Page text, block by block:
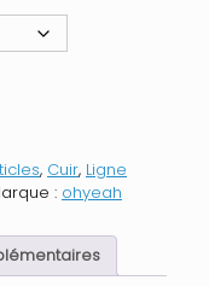
, Cuir, Ligne
: ohyeah